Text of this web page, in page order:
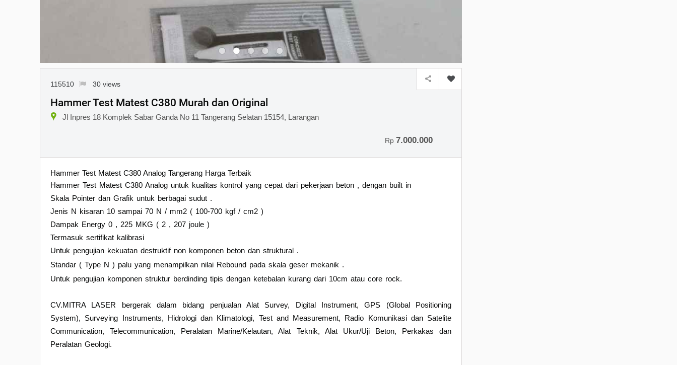
115510 30 views
Hammer Test Matest C380 Murah dan Original
Jl Inpres 18 Komplek Sabar Ganda No 11 Tangerang Selatan 15154, Larangan
Rp 7.000.000
Hammer Test Matest C380 Analog Tangerang Harga Terbaik
Hammer Test Matest C380 Analog untuk kualitas kontrol yang cepat dari pekerjaan beton , dengan built in
Skala Pointer dan Grafik untuk berbagai sudut .
Jenis N kisaran 10 sampai 70 N / mm2 ( 100-700 kgf / cm2 )
Dampak Energy 0 , 225 MKG ( 2 , 207 joule )
Termasuk sertifikat kalibrasi
Untuk pengujian kekuatan destruktif non komponen beton dan struktural .
Standar ( Type N ) palu yang menampilkan nilai Rebound pada skala geser mekanik .
Untuk pengujian komponen struktur berdinding tipis dengan ketebalan kurang dari 10cm atau core rock.
CV.MITRA LASER bergerak dalam bidang penjualan Alat Survey, Digital Instrument, GPS (Global Positioning
System), Surveying Instruments, Hidrologi dan Klimatologi, Test and Measurement, Radio Komunikasi dan Satelite
Communication, Telecommunication, Peralatan Marine/Kelautan, Alat Teknik, Alat Ukur/Uji Beton, Perkakas dan
Peralatan Geologi.